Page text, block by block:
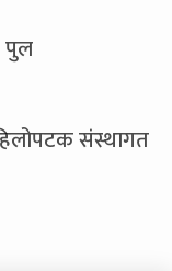
पुल
संस्थागत